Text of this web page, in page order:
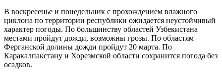
В воскресенье и понедельник с прохождением влажного
циклона по территории республики ожидается неустойчивый
характер погоды. По большинству областей Узбекистана
местами пройдут дожди, возможны грозы. По областям
Ферганской долины дожди пройдут 20 марта. По
Каракалпакстану и Хорезмской области сохранится погода без
осадков.